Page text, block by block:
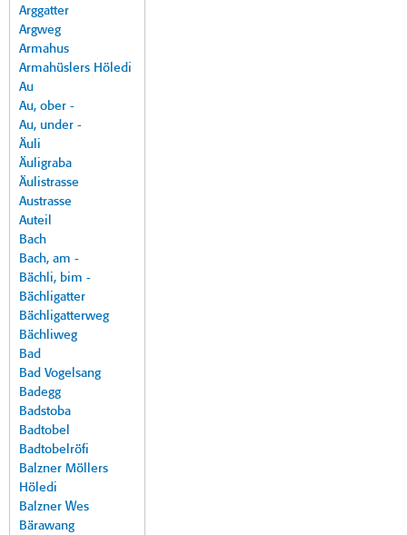
Arggatter
Argweg
Armahus
Armahüslers Höledi
Au
Au, ober -
Au, under -
Äuli
Äuligraba
Äulistrasse
Austrasse
Auteil
Bach
Bach, am -
Bächli, bim -
Bächligatter
Bächligatterweg
Bächliweg
Bad
Bad Vogelsang
Badegg
Badstoba
Badtobel
Badtobelröfi
Balzner Möllers
Höledi
Balzner Wes
Bärawang